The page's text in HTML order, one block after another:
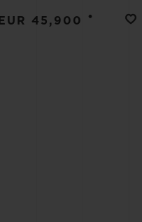
EUR 45,900 •